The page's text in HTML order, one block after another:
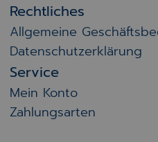
Rechtliches
Allgemeine
Datenschutzerklärung
Service
Mein Konto
Zahlungsarten